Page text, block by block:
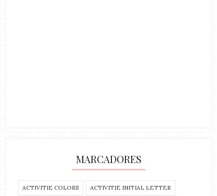
MARCADORES
ACTIVITIE COLORS ACTIVITIE INITIAL LETTER